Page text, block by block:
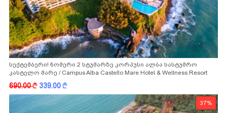
სექტემბერი! ნომერი 2 სტუმარზე კორპუსი ალბა სასტუმრო
კასტელო მარე / Campus Alba Castello Mare Hotel & Wellness Resort
690.00k 339.00k
37%